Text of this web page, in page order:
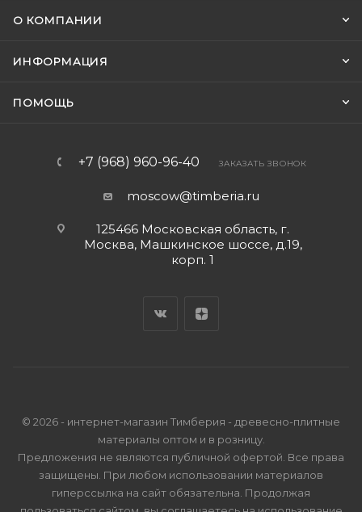
О КОМПАНИИ
ИНФОРМАЦИЯ
ПОМОЩЬ
+7 (968) 960-96-40 ЗАКАЗАТЬ ЗВОНОК
moscow@timberia.ru
125466 Московская область, г.
Москва, Машкинское шоссе, д.19,
корп. 1
© 2026 - интернет-магазин Тимберия - древесно-плитные
материалы оптом и в розницу.
Предложения не являются публичной офертой. Все права
защищены. При любом использовании материалов
гиперссылка на сайт обязательна. Продолжая